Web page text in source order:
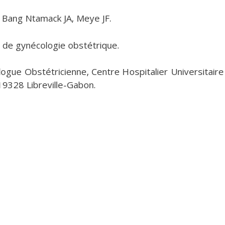
Ntamack JA, Meye JF.
de gynécologie obstétrique.
Obstétricienne, Centre Hospitalier
Libreville-Gabon.